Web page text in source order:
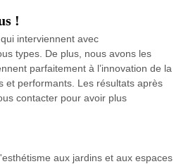
!
interviennent avec
types. De plus, nous avons les
parfaitement à l’innovation de la
et performants. Les résultats après
contacter pour avoir plus
aux jardins et aux espaces